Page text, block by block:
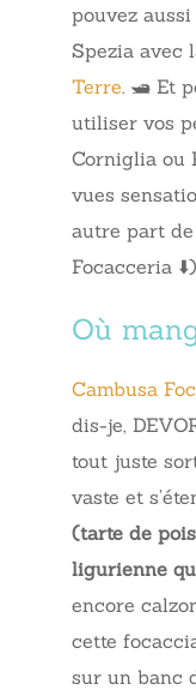
pouvez
Spezia avec
Terre. 🛥️ Et
utiliser vos
Corniglia ou
vues
autre part
Focacceria
Où
Cambusa
dis-je,
tout juste
vaste et
(tarte de
ligurienne
encore
cette
sur un banc